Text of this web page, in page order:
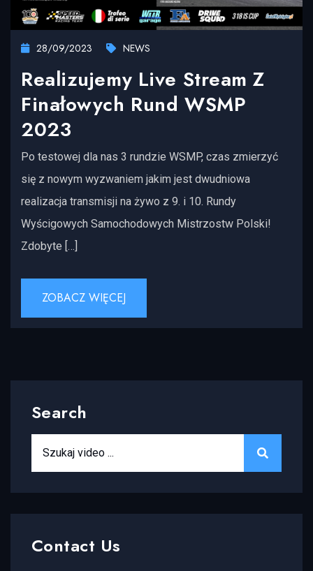
28/09/2023 NEWS
Realizujemy Live Stream Z
Finałowych Rund WSMP
2023
Po testowej dla nas 3 rundzie WSMP, czas zmierzyć
się z nowym wyzwaniem jakim jest dwudniowa
realizacja transmisji na żywo z 9. i 10. Rundy
Wyścigowych Samochodowych Mistrzostw Polski!
Zdobyte […]
ZOBACZ WIĘCEJ
Search
Contact Us